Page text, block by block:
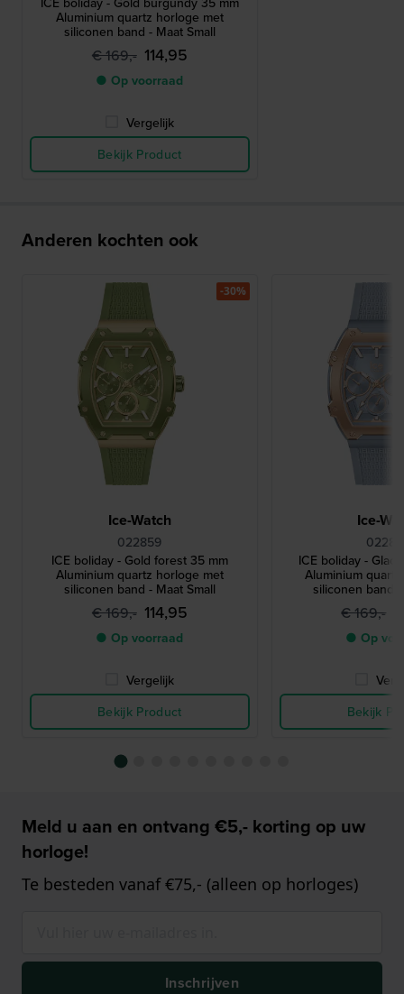
Aluminium quartz horloge met
siliconen band - Maat Small
€ 169,- 114,95
● Op voorraad
Vergelijk
Bekijk Product
Anderen kochten ook
Ice-Watch
022859
ICE boliday - Gold forest 35 mm
Aluminium quartz horloge met
siliconen band - Maat Small
€ 169,- 114,95
● Op voorraad
Vergelijk
Bekijk Product
-30%
Ice-
ICE boliday -
Aluminium
siliconen band
€ 169,-
● Op
Bekijk
Meld u aan en ontvang €5,- korting op uw
horloge!
Te besteden vanaf €75,- (alleen op horloges)
Inschrijven